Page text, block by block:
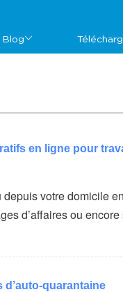
Blog
en ligne pour
votre domicile
d’affaires ou encore
d’auto-quarantaine